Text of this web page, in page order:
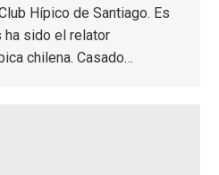
Hípico de Santiago. Es
ha sido el relator
chilena. Casado…